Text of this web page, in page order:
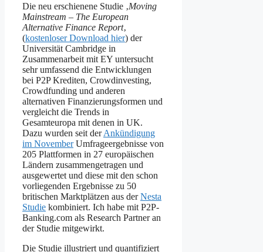
Die neu erschienene Studie ‚Moving
Mainstream – The European
Alternative Finance Report‚
(kostenloser Download hier) der
Universität Cambridge in
Zusammenarbeit mit EY untersucht
sehr umfassend die Entwicklungen
bei P2P Krediten, Crowdinvesting,
Crowdfunding und anderen
alternativen Finanzierungsformen und
vergleicht die Trends in
Gesamteuropa mit denen in UK.
Dazu wurden seit derAnkündigung
im NovemberUmfrageergebnisse von
205 Plattformen in 27 europäischen
Ländern zusammengetragen und
ausgewertet und diese mit den schon
vorliegenden Ergebnisse zu 50
britischen Marktplätzen aus derNesta
Studie kombiniert. Ich habe mit P2P-
Banking.com als Research Partner an
der Studie mitgewirkt.
Die Studie illustriert und quantifiziert